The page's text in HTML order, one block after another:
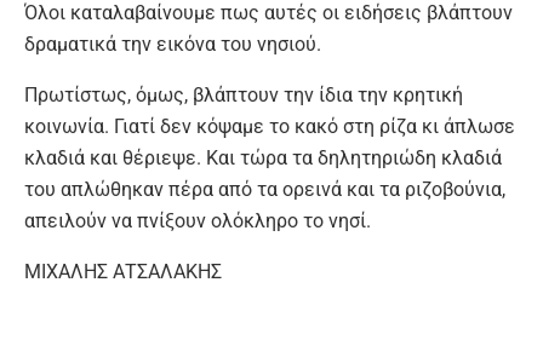
Όλοι καταλαβαίνουμε πως αυτές οι ειδήσεις βλάπτουν
δραματικά την εικόνα του νησιού.
Πρωτίστως, όμως, βλάπτουν την ίδια την κρητική
κοινωνία. Γιατί δεν κόψαμε το κακό στη ρίζα κι άπλωσε
κλαδιά και θέριεψε. Και τώρα τα δηλητηριώδη κλαδιά
του απλώθηκαν πέρα από τα ορεινά και τα ριζοβούνια,
απειλούν να πνίξουν ολόκληρο το νησί.
ΜΙΧΑΛΗΣ ΑΤΣΑΛΑΚΗΣ